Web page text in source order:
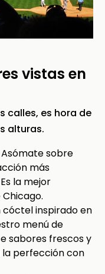
vistas en
calles, es hora de
alturas.
sobre
más
la mejor
cóctel inspirado en
menú de
sabores frescos y
perfección con